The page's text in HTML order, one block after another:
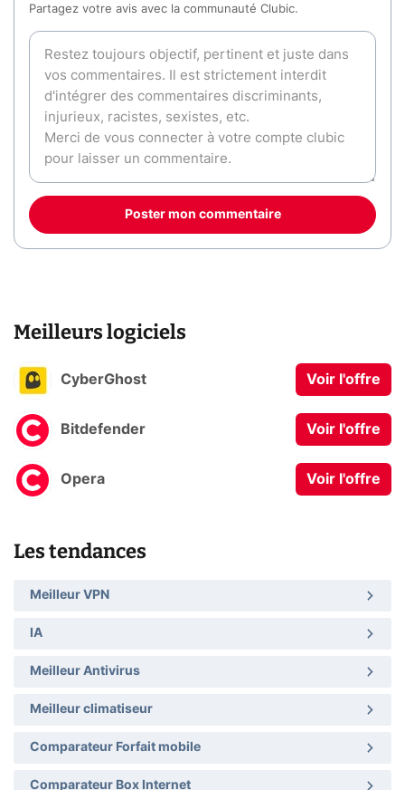
Partagez votre avis avec la communauté Clubic.
Poster mon commentaire
Meilleurs logiciels
CyberGhost Voir l'offre
Bitdefender Voir l'offre
Opera Voir l'offre
Les tendances
Meilleur VPN
IA
Meilleur Antivirus
Meilleur climatiseur
Comparateur Forfait mobile
Comparateur Box Internet